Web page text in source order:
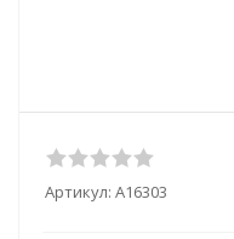
Артикул: А16303